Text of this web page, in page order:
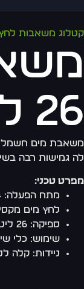
קטלוג משאבות
26 ל/ד "1/2/"1/2
לה גמישות רבה
מפרט טכני:
מתח הפעלה: 12/24 וולט – מאפשר גמישות וניידות בשימוש
לחץ מים מקסימלי: עד 2.5 בר – מספק
ספיקה: 26 ליטר לדקה – מבטיחה זרימה יעילה ומהירה
שימוש: כלי
ניידות: קלה